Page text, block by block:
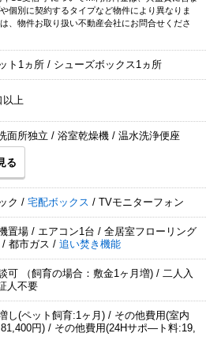
個別に契約するタイプなど物件により異なりま
、物件お取り扱い不動産会社にお問合せくださ
ト1ヵ所 / シューズボックス1ヵ所
以上
面所独立 / 浴室乾燥機 / 温水洗浄便座
る
ク / 宅配ボックス / TVモニターフォン
置場 / エアコン1台 / 全居室フローリング
都市ガス / 追い焚き機能
可 （飼育の場合：敷金1ヶ月増) / 二人入
人不要
し(ペット飼育:1ヶ月) / その他費用(室内
円) / その他費用(24Hサポ―ト料:19,